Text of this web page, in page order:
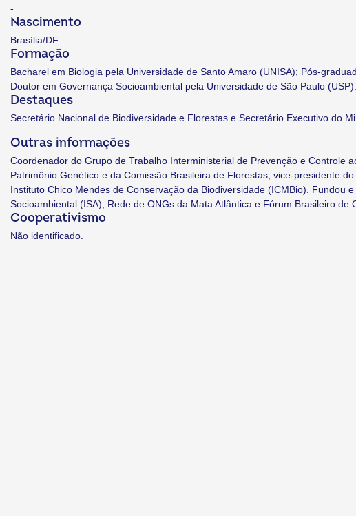
-
Nascimento
Brasília/DF.
Formação
Bacharel em Biologia pela Universidade de Santo Amaro (UNISA); Pós-
Doutor em Governança Socioambiental pela Universidade de São Paulo (USP).
Destaques
Secretário Nacional de Biodiversidade e Florestas e Secretário Executivo do
Outras informações
Coordenador do Grupo de Trabalho Interministerial de Prevenção e Controle
Patrimônio Genético e da Comissão Brasileira de Florestas, vice-presidente
Instituto Chico Mendes de Conservação da Biodiversidade (ICMBio). Fundou
Socioambiental (ISA), Rede de ONGs da Mata Atlântica e Fórum Brasileiro de
Cooperativismo
Não identificado.